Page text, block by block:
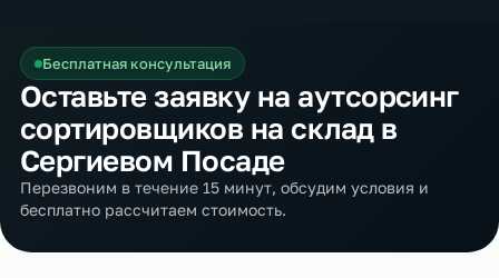
Бесплатная консультация
Оставьте заявку на аутсорсинг
сортировщиков на склад в
Сергиевом Посаде
Перезвоним в течение 15 минут, обсудим условия и
бесплатно рассчитаем стоимость.